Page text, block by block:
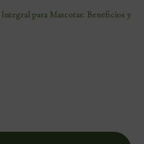
para Mascotas: Beneficios y